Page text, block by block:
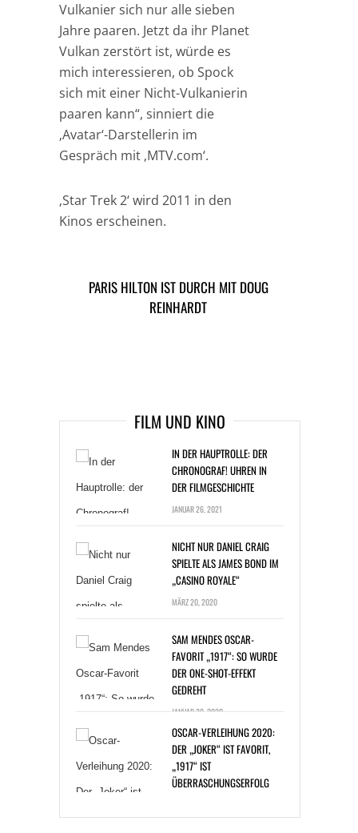
Vulkanier sich nur alle sieben
Jahre paaren. Jetzt da ihr Planet
Vulkan zerstört ist, würde es
mich interessieren, ob Spock
sich mit einer Nicht-Vulkanierin
paaren kann“, sinniert die
‚Avatar‘-Darstellerin im
Gespräch mit ‚MTV.com‘.
‚Star Trek 2‘ wird 2011 in den
Kinos erscheinen.
PETE DOHERTY: NEUE BABYSHAMBLES?
PARIS HILTON IST DURCH MIT DOUG
REINHARDT
FILM UND KINO
IN DER HAUPTROLLE: DER
CHRONOGRAF! UHREN IN
DER FILMGESCHICHTE
JANUAR 26, 2021
NICHT NUR DANIEL CRAIG
SPIELTE ALS JAMES BOND IM
„CASINO ROYALE“
MÄRZ 20, 2020
SAM MENDES OSCAR-
FAVORIT „1917“: SO WURDE
DER ONE-SHOT-EFFEKT
GEDREHT
JANUAR 20, 2020
OSCAR-VERLEIHUNG 2020:
DER „JOKER“ IST FAVORIT,
„1917“ IST
ÜBERRASCHUNGSERFOLG
BAKTERIENINFEKTION: ZAC